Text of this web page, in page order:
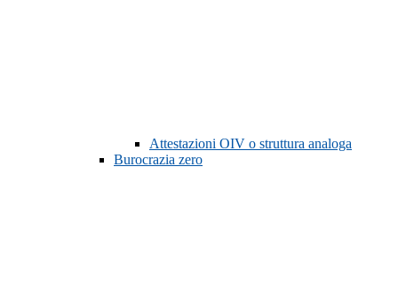
Attestazioni OIV o struttura analoga
Burocrazia zero